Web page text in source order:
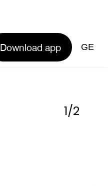
Download app GE
1/2